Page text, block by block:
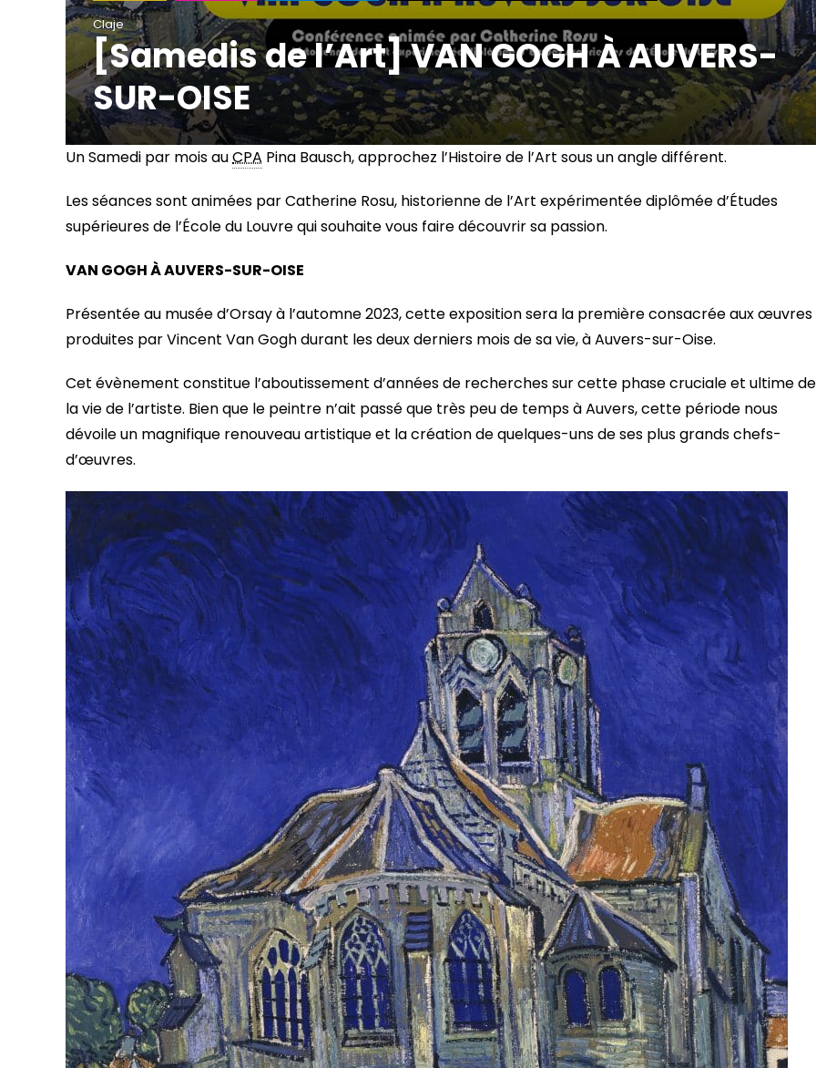
Claje
[Samedis de l’Art] VAN GOGH À AUVERS-
SUR-OISE
Un Samedi par mois auCPA Pina Bausch, approchez l’Histoire de l’Art sous un angle différent.
Les séances sont animées par Catherine Rosu, historienne de l’Art expérimentée diplômée d’Études
supérieures de l’École du Louvre qui souhaite vous faire découvrir sa passion.
VAN GOGH À AUVERS-SUR-OISE
Présentée au musée d’Orsay à l’automne 2023, cette exposition sera la première consacrée aux œuvres
produites par Vincent Van Gogh durant les deux derniers mois de sa vie, à Auvers-sur-Oise.
Cet évènement constitue l’aboutissement d’années de recherches sur cette phase cruciale et ultime de
la vie de l’artiste. Bien que le peintre n’ait passé que très peu de temps à Auvers, cette période nous
dévoile un magnifique renouveau artistique et la création de quelques-uns de ses plus grands chefs-
d’œuvres.